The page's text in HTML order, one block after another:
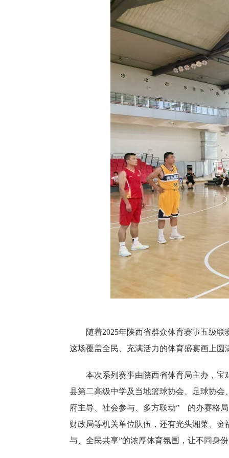
随着2025年陕西省群众体育赛事五级
这场覆盖全民、充满活力的体育盛宴画上圆
本次系列赛事由陕西省体育局主办，
县第二高级中学及当地篮球协会、足球协
府主导、社会参与、多方联动” 的办赛格
财政局等机关单位队伍，还有光头湘菜、
与、全民共享”的浓厚体育氛围，让不同身